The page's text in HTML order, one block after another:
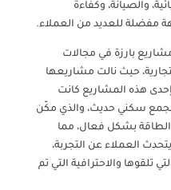
والصيانة، وكفاءة
مفضلة للعديد من العملاء.
بارزة في مجالات
حيث نالت مشاريعها
هذه المشاريع كانت
مجمع سكني حديث، والذي مكّن
بشكل فعال، مما
العملاء عن التجربة،
تلقوها والاحترافية التي تم